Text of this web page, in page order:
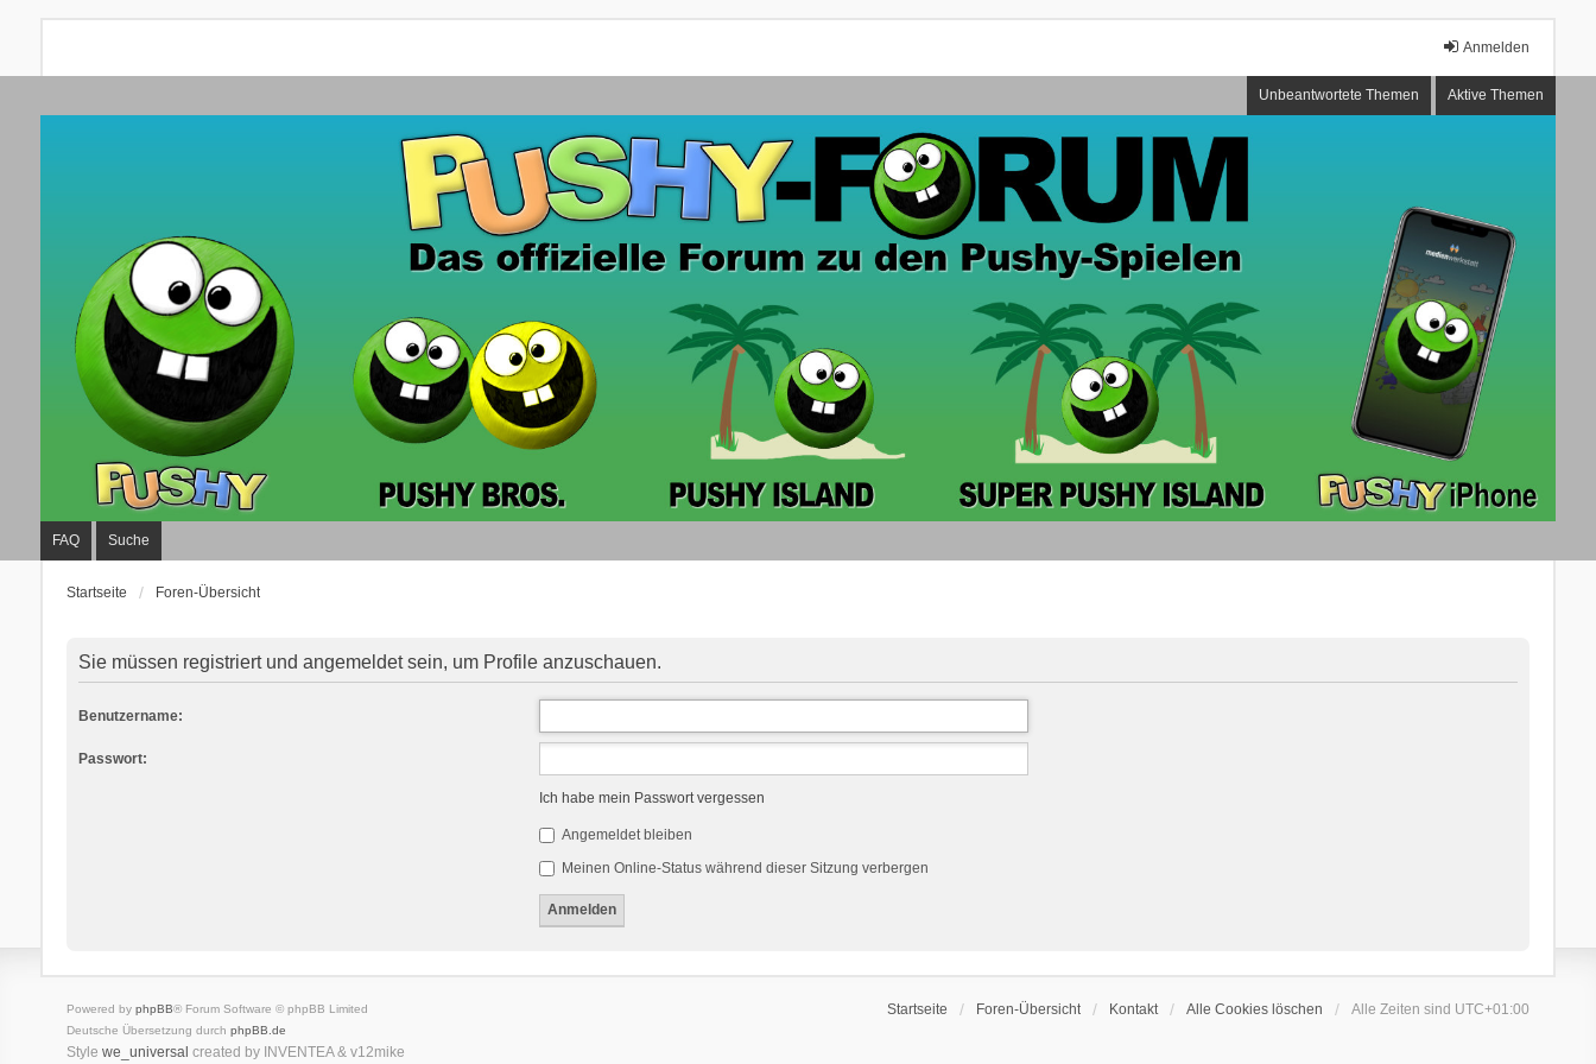
Anmelden
Unbeantwortete Themen Aktive Themen
FAQ Suche
Startseite Foren-Übersicht
Sie müssen registriert und angemeldet sein, um Profile anzuschauen.
Benutzername:
Passwort:
Ich habe mein Passwort vergessen
Angemeldet bleiben
Meinen Online-Status während dieser Sitzung verbergen
Startseite Foren-Übersicht Kontakt Alle Cookies löschen Alle Zeiten sind UTC+01:00
Powered by phpBB® Forum Software © phpBB Limited
Deutsche Übersetzung durch phpBB.de
Style we_universal created by INVENTEA & v12mike